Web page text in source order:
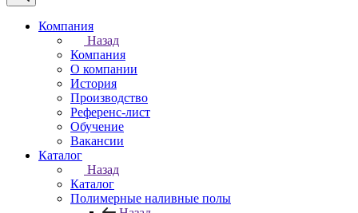
Компания
Назад
Компания
О компании
История
Производство
Референс-лист
Обучение
Вакансии
Каталог
Назад
Каталог
Полимерные наливные полы